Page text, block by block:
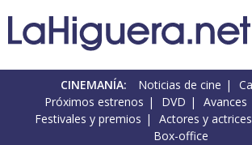
CINEMANÍA: Noticias de cine
Próximos estrenos
DVD Avances
Festivales y premios
Actores y actrices
Box-office